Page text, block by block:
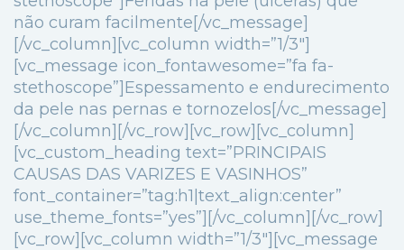
não curam facilmente[/vc_message]
[/vc_column][vc_column width=”1/3″]
[vc_message icon_fontawesome=”fa fa-
stethoscope”]Espessamento e endurecimento
da pele nas pernas e tornozelos[/vc_message]
[/vc_column][/vc_row][vc_row][vc_column]
[vc_custom_heading text=”PRINCIPAIS
CAUSAS DAS VARIZES E VASINHOS”
font_container=”tag:h1|text_align:center”
use_theme_fonts=”yes”][/vc_column][/vc_row]
[vc_row][vc_column width=”1/3″][vc_message